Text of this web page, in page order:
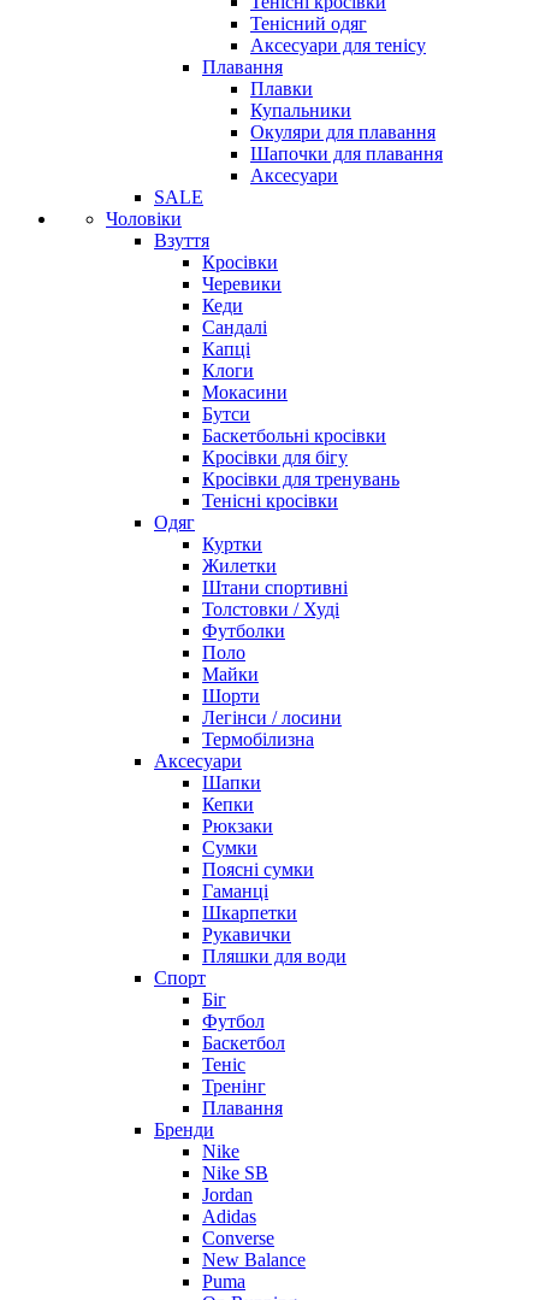
Тенісний одяг
Аксесуари для тенісу
Плавання
Плавки
Купальники
Окуляри для плавання
Шапочки для плавання
Аксесуари
SALE
Чоловіки
Взуття
Кросівки
Черевики
Кеди
Сандалі
Капці
Клоги
Мокасини
Бутси
Баскетбольні кросівки
Кросівки для бігу
Кросівки для тренувань
Тенісні кросівки
Одяг
Куртки
Жилетки
Штани спортивні
Толстовки / Худі
Футболки
Поло
Майки
Шорти
Легінси / лосини
Термобілизна
Аксесуари
Шапки
Кепки
Рюкзаки
Сумки
Поясні сумки
Гаманці
Шкарпетки
Рукавички
Пляшки для води
Спорт
Біг
Футбол
Баскетбол
Теніс
Тренінг
Плавання
Бренди
Nike
Nike SB
Jordan
Adidas
Converse
New Balance
Puma